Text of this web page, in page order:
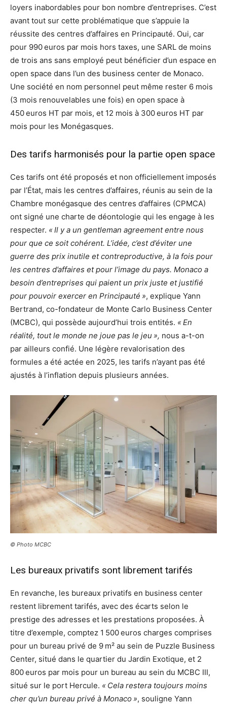
loyers inabordables pour bon nombre d’entreprises. C’est
avant tout sur cette problématique que s’appuie la
réussite des centres d’affaires en Principauté. Oui, car
pour 990 euros par mois hors taxes, une SARL de moins
de trois ans sans employé peut bénéficier d’un espace en
open space dans l’un des business center de Monaco.
Une société en nom personnel peut même rester 6 mois
(3 mois renouvelables une fois) en open space à
450 euros HT par mois, et 12 mois à 300 euros HT par
mois pour les Monégasques.
Des tarifs harmonisés pour la partie open space
Ces tarifs ont été proposés et non officiellement imposés
par l’État, mais les centres d’affaires, réunis au sein de la
Chambre monégasque des centres d’affaires (CPMCA)
ont signé une charte de déontologie qui les engage à les
respecter. « Il y a un gentleman agreement entre nous
pour que ce soit cohérent. L’idée, c’est d’éviter une
guerre des prix inutile et contreproductive, à la fois pour
les centres d’affaires et pour l’image du pays. Monaco a
besoin d’entreprises qui paient un prix juste et justifié
pour pouvoir exercer en Principauté », explique Yann
Bertrand, co-fondateur de Monte Carlo Business Center
(MCBC), qui possède aujourd’hui trois entités. « En
réalité, tout le monde ne joue pas le jeu », nous a-t-on
par ailleurs confié. Une légère revalorisation des
formules a été actée en 2025, les tarifs n’ayant pas été
ajustés à l’inflation depuis plusieurs années.
© Photo MCBC
Les bureaux privatifs sont librement tarifés
En revanche, les bureaux privatifs en business center
restent librement tarifés, avec des écarts selon le
prestige des adresses et les prestations proposées. À
titre d’exemple, comptez 1 500 euros charges comprises
pour un bureau privé de 9 m² au sein de Puzzle Business
Center, situé dans le quartier du Jardin Exotique, et 2
800 euros par mois pour un bureau au sein du MCBC III,
situé sur le port Hercule. « Cela restera toujours moins
cher qu’un bureau privé à Monaco », souligne Yann